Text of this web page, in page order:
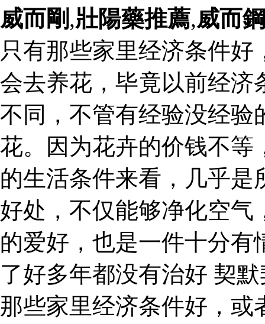
威而剛 ,壯陽藥推薦,威而
只有那些家里经济条件
会去养花，毕竟以前经济
不同，不管有经验没经验
花。因为花卉的价钱不等
的生活条件来看，几乎
好处，不仅能够净化空气
的爱好，也是一件十分
了好多年都没有治好 契
那些家里经济条件好，或